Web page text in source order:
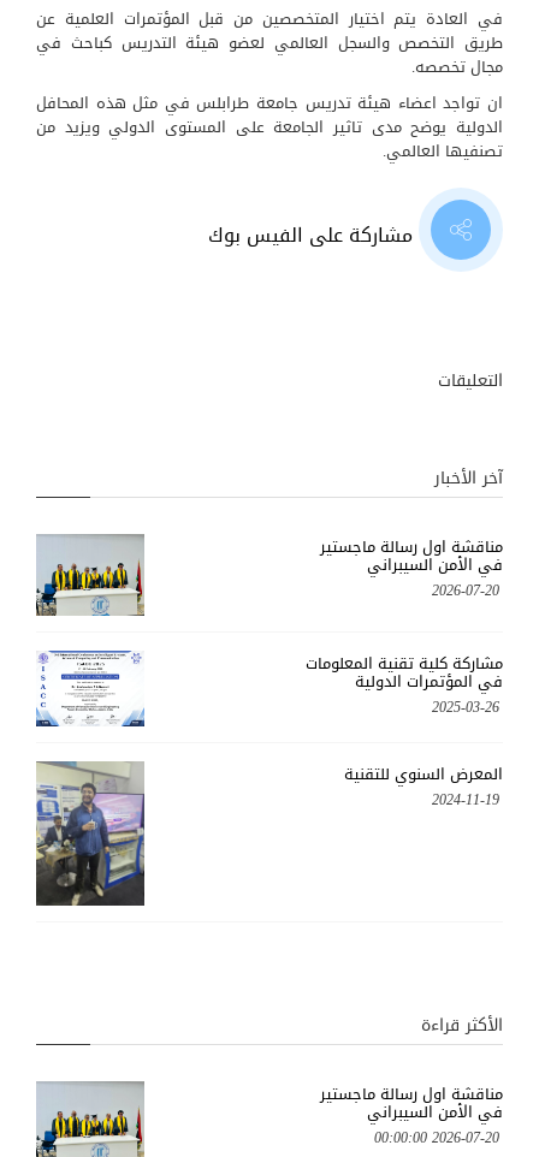
في العادة يتم اختيار المتخصصين من قبل المؤتمرات العلمية عن
طريق التخصص والسجل العالمي لعضو هيئة التدريس كباحث في
مجال تخصصه.
ان تواجد اعضاء هيئة تدريس جامعة طرابلس في مثل هذه المحافل
الدولية يوضح مدى تاثير الجامعة على المستوى الدولي ويزيد من
تصنفيها العالمي.
مشاركة على الفيس بوك
التعليقات
آخر الأخبار
مناقشة اول رسالة ماجستير
في الأمن السيبراني
2026-07-20
مشاركة كلية تقنية المعلومات
في المؤتمرات الدولية
2025-03-26
المعرض السنوي للتقنية
2024-11-19
الأكثر قراءة
مناقشة اول رسالة ماجستير
في الأمن السيبراني
2026-07-20 00:00:00